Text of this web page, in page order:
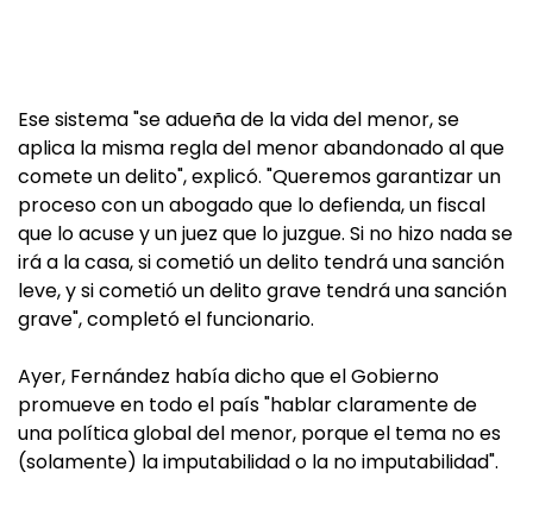
Ese sistema "se adueña de la vida del menor, se
aplica la misma regla del menor abandonado al que
comete un delito", explicó. "Queremos garantizar un
proceso con un abogado que lo defienda, un fiscal
que lo acuse y un juez que lo juzgue. Si no hizo nada se
irá a la casa, si cometió un delito tendrá una sanción
leve, y si cometió un delito grave tendrá una sanción
grave", completó el funcionario.
Ayer, Fernández había dicho que el Gobierno
promueve en todo el país "hablar claramente de
una política global del menor, porque el tema no es
(solamente) la imputabilidad o la no imputabilidad".